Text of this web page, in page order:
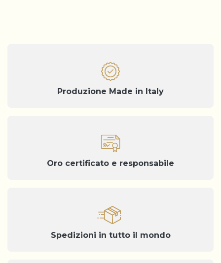
Produzione Made in Italy
Oro certificato e responsabile
Spedizioni in tutto il mondo